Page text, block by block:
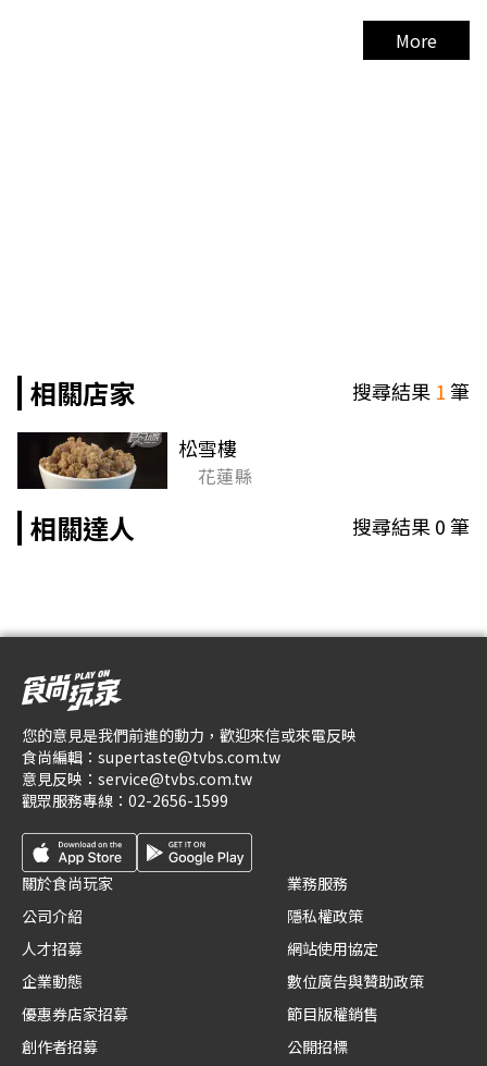
More
相關店家 搜尋結果 1筆
松雪樓
花蓮縣
相關達人 搜尋結果0筆
您的意見是我們前進的動力，歡迎來信或來電反映
食尚編輯： supertaste@tvbs.com.tw
意見反映： service@tvbs.com.tw
觀眾服務專線： 02-2656-1599
關於食尚玩家
公司介紹
人才招募
企業動態
優惠券店家招募
創作者招募
業務服務
隱私權政策
網站使用協定
數位廣告與贊助政策
節目版權銷售
公開招標